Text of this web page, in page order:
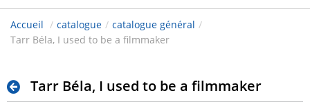
Accueil / catalogue / catalogue général /
Tarr Béla, I used to be a filmmaker
Tarr Béla, I used to be a filmmaker